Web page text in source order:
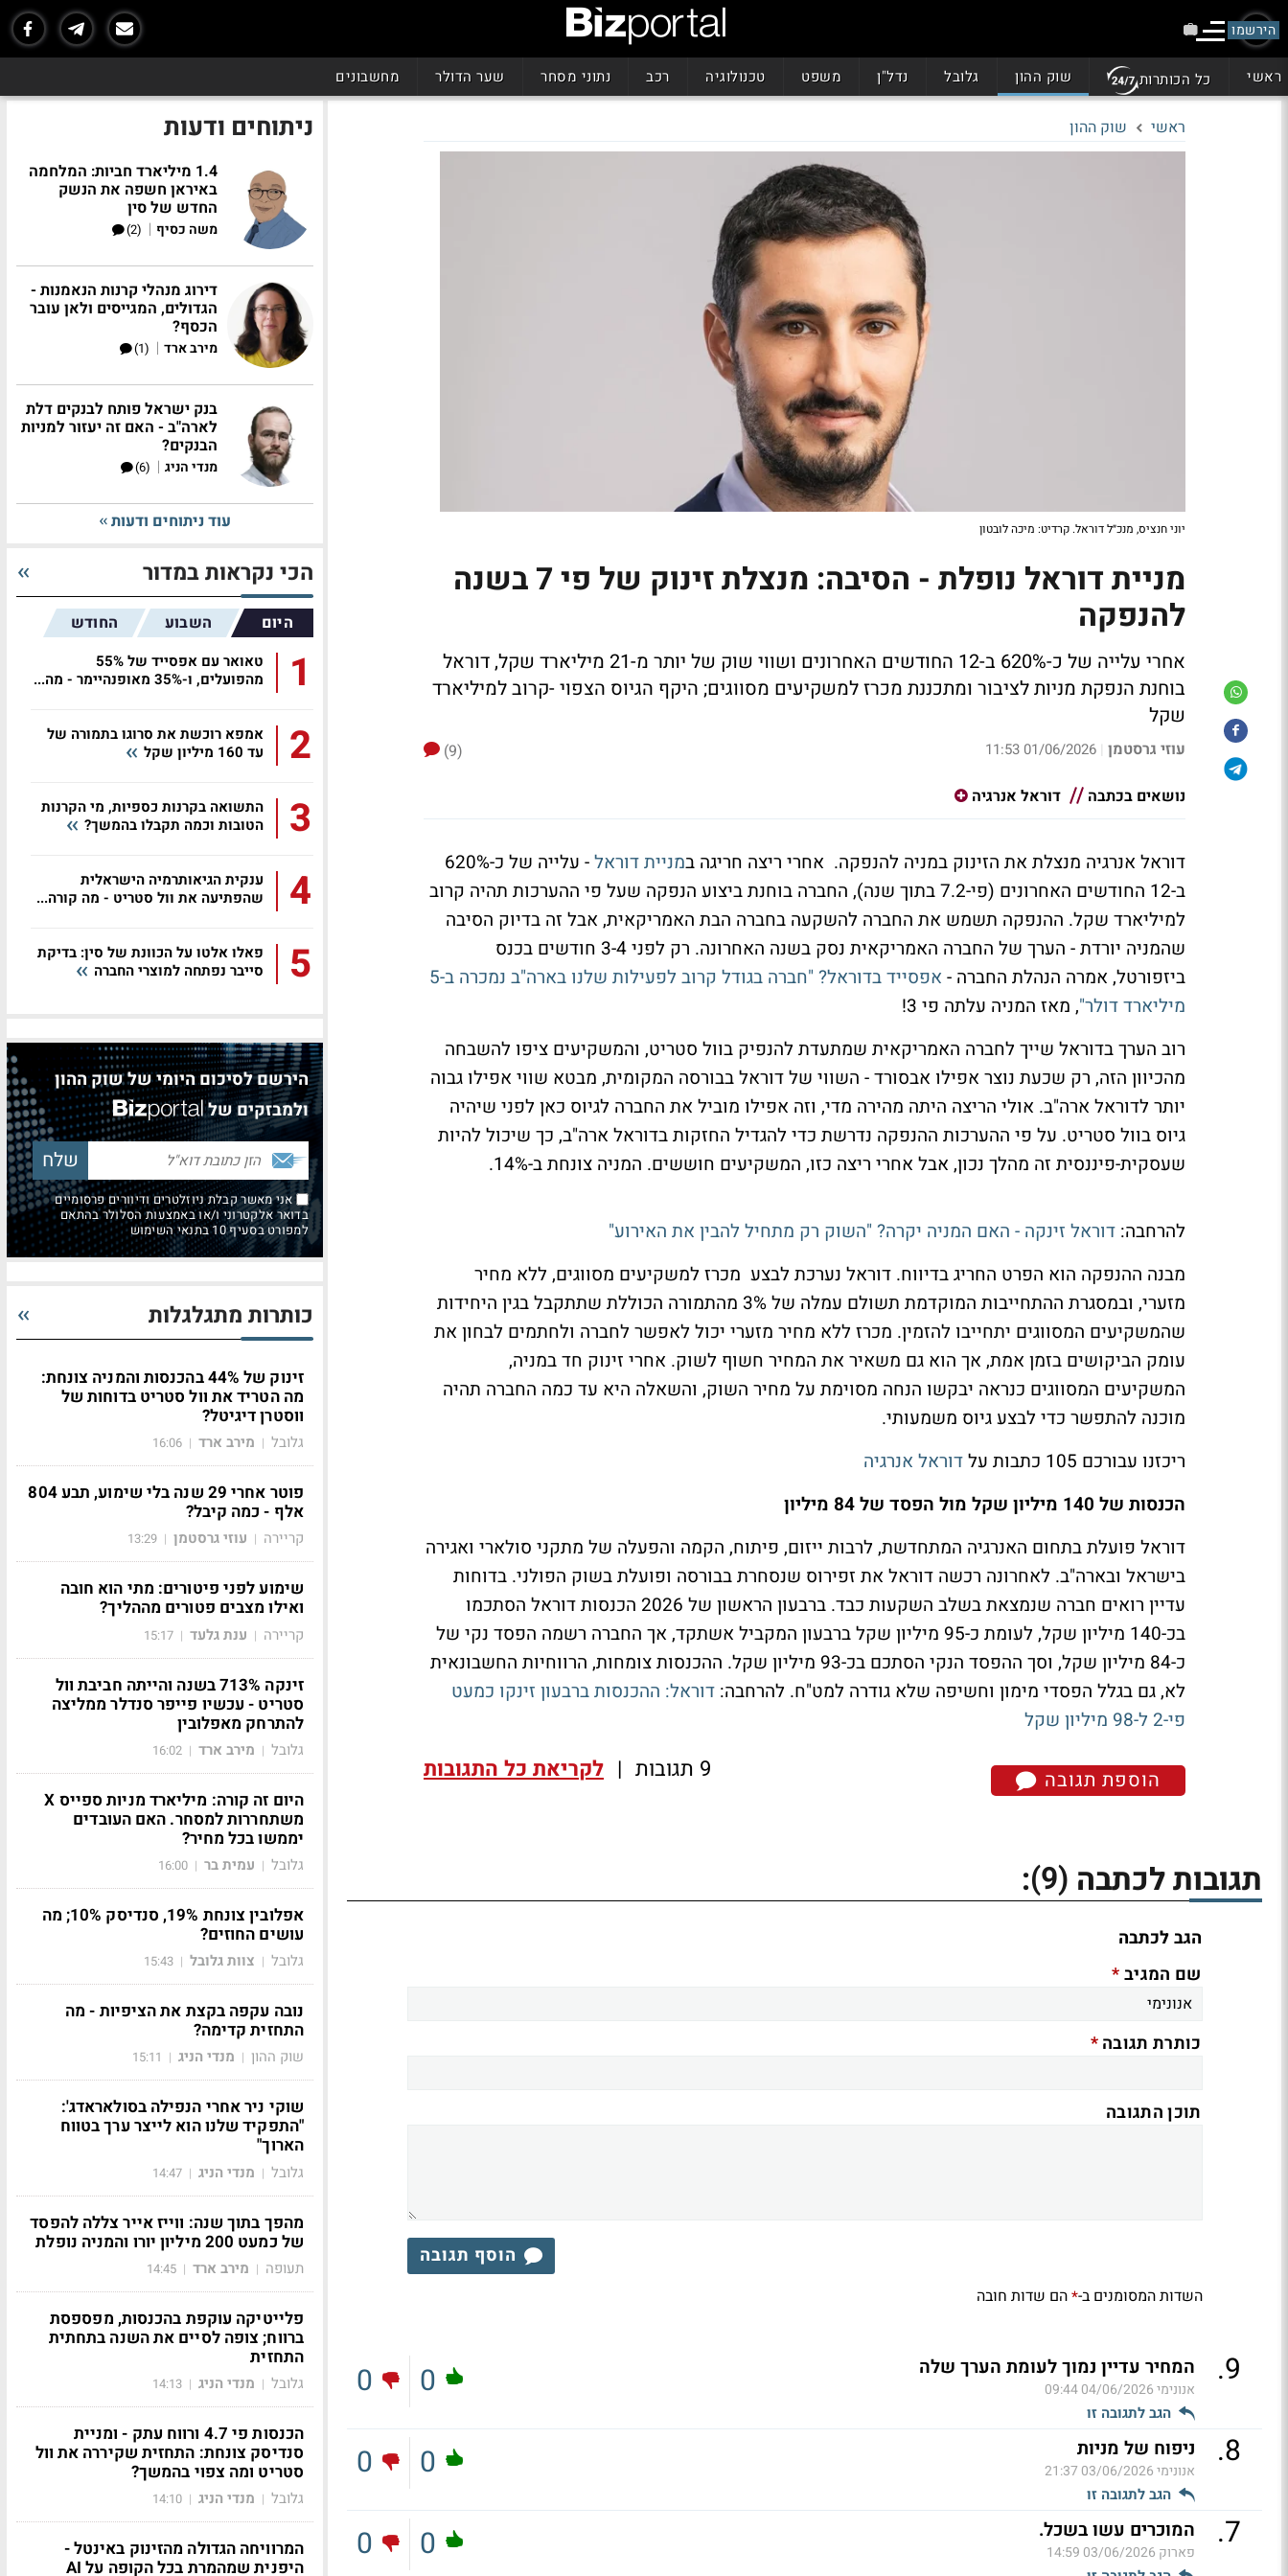
הירשמו
ראשי כל הכותרות שוק ההון גלובל נדל"ן משפט טכנולוגיה רכב נתוני מסחר שער הדולר מחשבונים
ראשי שוק ההון
יוני חנציס, מנכ״ל דוראל. קרדיט: מיכה לובטון
מניית דוראל נופלת - הסיבה: מנצלת זינוק של פי 7 בשנה
להנפקה
אחרי עלייה של כ-620% ב-12 החודשים האחרונים ושווי שוק של יותר מ-21 מיליארד שקל, דוראל
בוחנת הנפקת מניות לציבור ומתכננת מכרז למשקיעים מסווגים; היקף הגיוס הצפוי -קרוב למיליארד
שקל
עוזי גרסטמן |
01/06/2026 11:53
(9)
נושאים בכתבה
דוראל אנרגיה
דוראל אנרגיה מנצלת את הזינוק במניה להנפקה. אחרי ריצה חריגה במניית דוראל
- עלייה של כ-620%
ב-12 החודשים האחרונים (פי-7.2 בתוך שנה), החברה בוחנת ביצוע הנפקה שעל פי ההערכות תהיה קרוב
למיליארד שקל. ההנפקה תשמש את החברה להשקעה בחברה הבת האמריקאית, אבל זה בדיוק הסיבה
שהמניה יורדת - הערך של החברה האמריקאית נסק בשנה האחרונה. רק לפני 3-4 חודשים בכנס
ביזפורטל, אמרה הנהלת החברה -
אפסייד בדוראל? "חברה בגודל קרוב לפעילות שלנו בארה"ב נמכרה ב-5
מיליארד דולר", מאז המניה עלתה פי 3!
רוב הערך בדוראל שייך לחברה האמריקאית שמתעדת להנפיק בוול סטריט, והמשקיעים ציפו להשבחה
מהכיוון הזה, רק שכעת נוצר אפילו אבסורד - השווי של דוראל בבורסה המקומית, מבטא שווי אפילו גבוה
יותר לדוראל ארה"ב. אולי הריצה היתה מהירה מדי, וזה אפילו מוביל את החברה לגיוס כאן לפני שיהיה
גיוס בוול סטריט. על פי ההערכות ההנפקה נדרשת כדי להגדיל החזקות בדוראל ארה"ב, כך שיכול להיות
שעסקית-פיננסית זה מהלך נכון, אבל אחרי ריצה כזו, המשקיעים חוששים. המניה צונחת ב-14%.
להרחבה: דוראל זינקה - האם המניה יקרה? "השוק רק מתחיל להבין את האירוע"
מבנה ההנפקה הוא הפרט החריג בדיווח. דוראל נערכת לבצע מכרז למשקיעים מסווגים, ללא מחיר
מזערי, ובמסגרת ההתחייבות המוקדמת תשולם עמלה של 3% מהתמורה הכוללת שתתקבל בגין היחידות
שהמשקיעים המסווגים יתחייבו להזמין. מכרז ללא מחיר מזערי יכול לאפשר לחברה ולחתמים לבחון את
עומק הביקושים בזמן אמת, אך הוא גם משאיר את המחיר חשוף לשוק. אחרי זינוק חד במניה,
המשקיעים המסווגים כנראה יבקשו הנחה מסוימת על מחיר השוק, והשאלה היא עד כמה החברה תהיה
מוכנה להתפשר כדי לבצע גיוס משמעותי.
ריכזנו עבורכם 105 כתבות על
דוראל אנרגיה
הכנסות של 140 מיליון שקל מול הפסד של 84 מיליון
דוראל פועלת בתחום האנרגיה המתחדשת, לרבות ייזום, פיתוח, הקמה והפעלה של מתקני סולארי ואגירה
בישראל ובארה"ב. לאחרונה רכשה דוראל את זפירוס שנסחרת בבורסה ופועלת בשוק הפולני. בדוחות
עדיין רואים חברה שנמצאת בשלב השקעות כבד. ברבעון הראשון של 2026 הכנסות דוראל הסתכמו
בכ-140 מיליון שקל, לעומת כ-95 מיליון שקל ברבעון המקביל אשתקד, אך החברה רשמה הפסד נקי של
כ-84 מיליון שקל, וסך ההפסד הנקי הסתכם בכ-93 מיליון שקל. ההכנסות צומחות, הרווחיות החשבונאית
לא, גם בגלל הפסדי מימון וחשיפה שלא גודרה למט"ח. להרחבה: דוראל: ההכנסות ברבעון זינקו כמעט
פי-2 ל-98 מיליון שקל
הוספת תגובה 9 תגובות | לקריאת כל התגובות
תגובות לכתבה (9)
:
הגב לכתבה
שם המגיב*
כותרת תגובה*
תוכן התגובה
הוסף תגובה
השדות המסומנים ב-*הם שדות חובה
9
. המחיר עדיין נמוך לעומת הערך שלה
אנונימי04/06/2026 09:44
הגב לתגובה זו
0
0
8
. ניפוח של מניות
אנונימי03/06/2026 21:37
הגב לתגובה זו
0
0
7
. המוכרים עשו בשכל.
פארוק 03/06/2026 14:59
0
0
ניתוחים ודעות
1.4 מיליארד חביות: המלחמה
באיראן חשפה את הנשק
החדש של סין
משה כסיף |
(2)
דירוג מנהלי קרנות הנאמנות -
הגדולים, המגייסים ולאן עובר
הכסף?
מירב ארד |
(1)
בנק ישראל פותח לבנקים דלת
לארה"ב - האם זה יעזור למניות
הבנקים?
מנדי הניג |
(6)
עוד ניתוחים ודעות
הכי נקראות במדור
היום השבוע החודש
1
טאואר עם אפסייד של 55%
מהפועלים, ו-35% מאופנהיימר - מה...
2
אמפא רוכשת את סרוגו בתמורה של
עד 160 מיליון שקל
3
התשואה בקרנות כספיות, מי הקרנות
הטובות וכמה תקבלו בהמשך?
4
ענקית הגיאותרמיה הישראלית
שהפתיעה את וול סטריט - מה קורה...
5
פאלו אלטו על הכוונת של סין: בדיקת
סייבר נפתחה למוצרי החברה
הירשם לסיכום היומי של שוק ההון
ולמבזקים של
אני מאשר קבלת ניוזלטרים ודיוורים פרסומיים
בדואר אלקטרוני ו/או באמצעות הסלולר בהתאם
למפורט בסעיף 10 בתנאי השימוש
כותרות מתגלגלות
זינוק של 44% בהכנסות והמניה צונחת:
מה הטריד את וול סטריט בדוחות של
ווסטרן דיגיטל?
גלובל | מירב ארד |
16:06
פוטר אחרי 29 שנה בלי שימוע, תבע 804
אלף - כמה קיבל?
קריירה | עוזי גרסטמן |
13:29
שימוע לפני פיטורים: מתי הוא חובה
ואילו מצבים פטורים מההליך?
קריירה | ענת גלעד |
15:17
זינקה 713% בשנה והייתה חביבת וול
סטריט - עכשיו פייפר סנדלר ממליצה
להתרחק מאפלובין
גלובל | מירב ארד |
16:02
היום זה קורה: מיליארד מניות ספייס X
משתחררות למסחר. האם העובדים
יממשו בכל מחיר?
גלובל | עמית בר |
16:00
אפלובין צונחת 19%, סנדיסק 10%; מה
עושים החוזים?
גלובל | צוות גלובל |
15:43
נובה עקפה בקצת את הציפיות - מה
התחזית קדימה?
שוק ההון | מנדי הניג |
15:11
שוקי ניר אחרי הנפילה בסולאראדג':
"התפקיד שלנו הוא לייצר ערך בטווח
הארוך"
גלובל | מנדי הניג |
14:47
מהפך בתוך שנה: ווייז אייר צללה להפסד
של כמעט 200 מיליון יורו והמניה נופלת
תעופה | מירב ארד |
14:45
פלייטיקה עוקפת בהכנסות, מפספסת
ברווח; צופה לסיים את השנה בתחתית
התחזית
גלובל | מנדי הניג |
14:13
הכנסות פי 4.7 ורווח עתק - ומניית
סנדיסק צונחת: התחזית שקיררה את וול
סטריט ומה צפוי בהמשך?
גלובל | מנדי הניג |
14:10
המרוויחה הגדולה מהזינוק באינטל -
היפנית שמהמרת בכל הקופה על AI